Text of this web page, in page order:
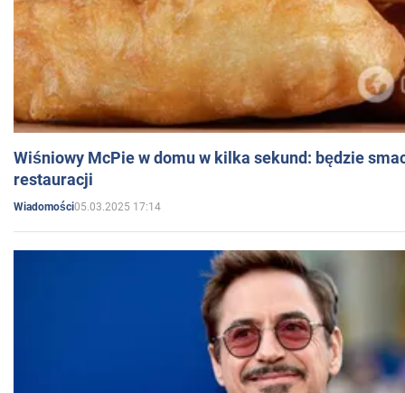
Wiśniowy McPie w domu w kilka sekund: będzie
restauracji
Wiadomości05.03.2025 17:14